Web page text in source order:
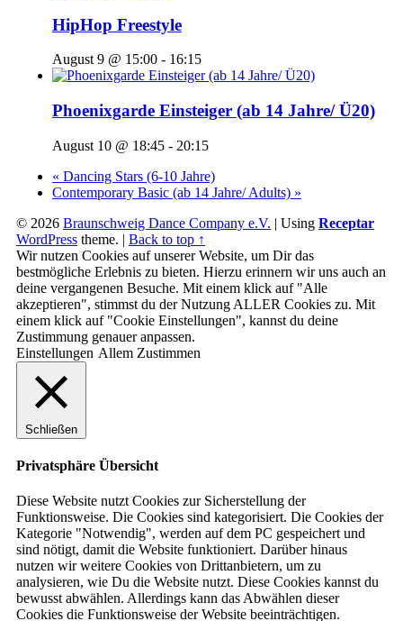
HipHop Freestyle
August 9 @ 15:00 - 16:15
Phoenixgarde Einsteiger (ab 14 Jahre/ Ü20)
August 10 @ 18:45 - 20:15
« Dancing Stars (6-10 Jahre)
Contemporary Basic (ab 14 Jahre/ Adults) »
© 2026 Braunschweig Dance Company e.V. | Using Receptar
WordPress theme. | Back to top ↑
Wir nutzen Cookies auf unserer Website, um Dir das
bestmögliche Erlebnis zu bieten. Hierzu erinnern wir uns auch an
deine vergangenen Besuche. Mit einem klick auf "Alle
akzeptieren", stimmst du der Nutzung ALLER Cookies zu. Mit
einem klick auf "Cookie Einstellungen", kannst du deine
Zustimmung genauer anpassen.
Einstellungen Allem Zustimmen
Schließen
Privatsphäre Übersicht
Diese Website nutzt Cookies zur Sicherstellung der
Funktionsweise. Die Cookies sind kategorisiert. Die Cookies der
Kategorie "Notwendig", werden auf dem PC gespeichert und
sind nötigt, damit die Website funktioniert. Darüber hinaus
nutzen wir weitere Cookies von Drittanbietern, um zu
analysieren, wie Du die Website nutzt. Diese Cookies kannst du
bewusst abwählen. Allerdings kann das Abwählen dieser
Cookies die Funktionsweise der Website beeinträchtigen.